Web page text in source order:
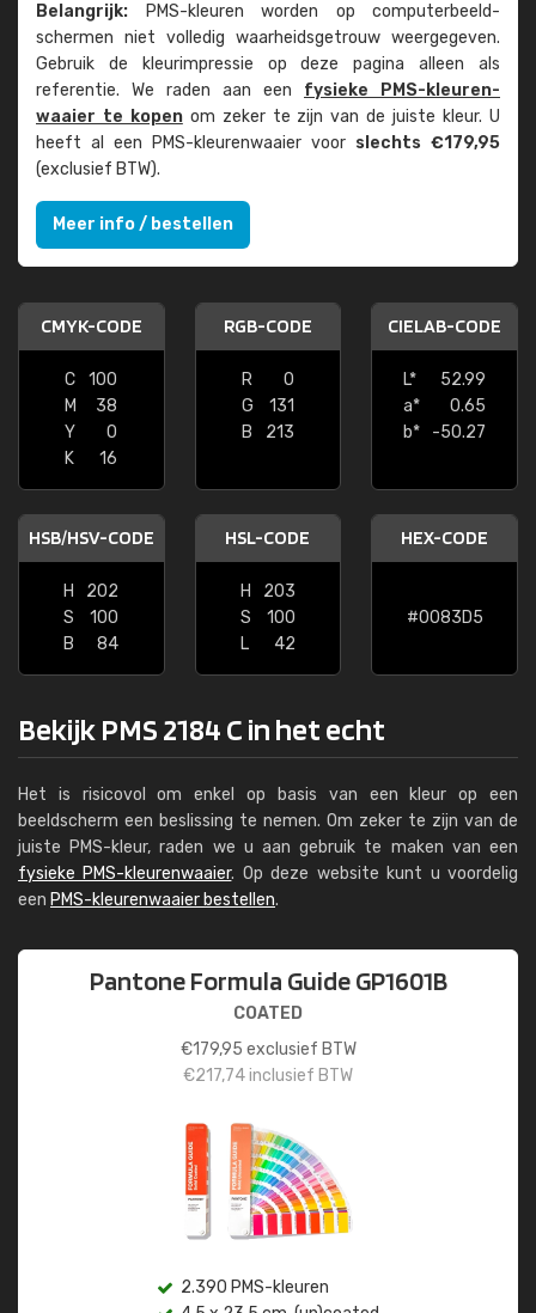
Belangrijk: PMS-kleuren worden op computer­beeld­
schermen niet volledig waarheids­­getrouw weer­gegeven.
Gebruik de kleur­impressie op deze pagina alleen als
referentie. We raden aan een fysieke PMS-kleuren­
waaier te kopenom zeker te zijn van de juiste kleur. U
heeft al een PMS-kleuren­waaier voor slechts €179,95
(exclusief BTW).
Meer info / bestellen
CMYK-CODE
C
100
M
38
Y
0
K
16
RGB-CODE
R
0
G
131
B
213
CIELAB-CODE
L*
52.99
a*
0.65
b*
-50.27
HSB/HSV-CODE
H
202
S
100
B
84
HSL-CODE
H
203
S
100
L
42
HEX-CODE
#0083D5
Bekijk PMS 2184 C in het echt
Het is risicovol om enkel op basis van een kleur op een
beeldscherm een beslissing te nemen. Om zeker te zijn van de
juiste PMS-kleur, raden we u aan gebruik te maken van een
fysieke PMS-kleurenwaaier. Op deze website kunt u voordelig
een PMS-kleurenwaaier bestellen.
Pantone Formula Guide GP1601B
COATED
€179,95 exclusief BTW
€217,74inclusief BTW
2.390 PMS-kleuren